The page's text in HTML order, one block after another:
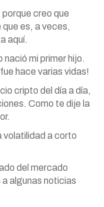
creo que
es, a veces,
aquí.
nació mi primer hijo.
hace varias vidas!
cripto del día a día,
Como te dije la
volatilidad a corto
del mercado
algunas noticias